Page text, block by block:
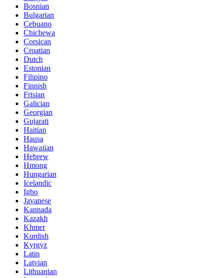
Bosnian
Bulgarian
Cebuano
Chichewa
Corsican
Croatian
Dutch
Estonian
Filipino
Finnish
Frisian
Galician
Georgian
Gujarati
Haitian
Hausa
Hawaiian
Hebrew
Hmong
Hungarian
Icelandic
Igbo
Javanese
Kannada
Kazakh
Khmer
Kurdish
Kyrgyz
Latin
Latvian
Lithuanian